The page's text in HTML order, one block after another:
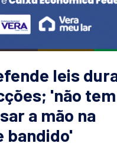
leis
'não tem
a mão na
bandido'